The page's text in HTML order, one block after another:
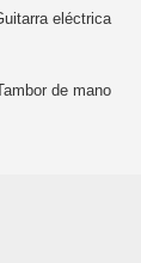
eléctrica
de mano